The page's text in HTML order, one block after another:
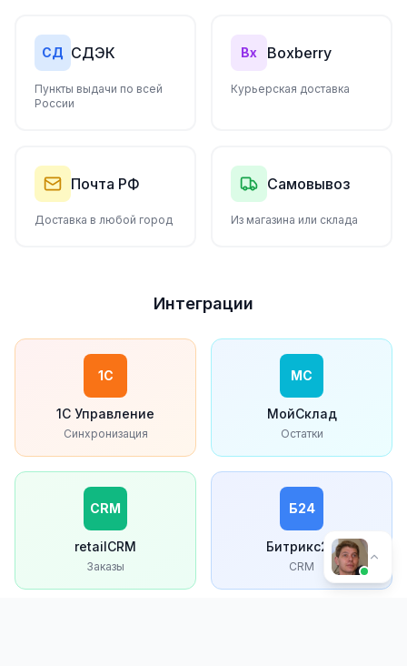
СД СДЭК
Пункты выдачи по всей
России
Bx Boxberry
Курьерская доставка
Почта РФ
Доставка в любой город
Самовывоз
Из магазина или склада
Интеграции
1С
1С Управление
Синхронизация
МС
МойСклад
Остатки
CRM
retailCRM
Заказы
Б24
Битрикс24
CRM